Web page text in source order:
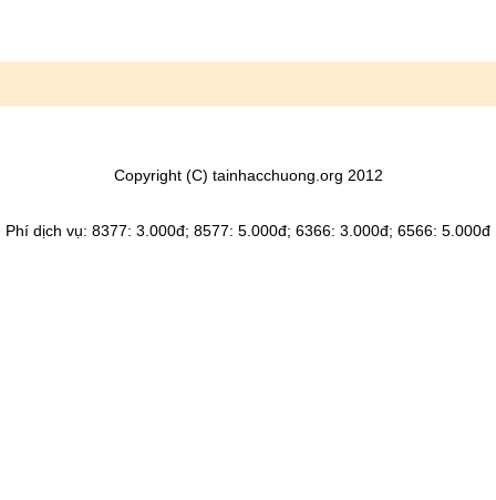
Copyright (C) tainhacchuong.org 2012
Phí dịch vụ: 8377: 3.000đ; 8577: 5.000đ; 6366: 3.000đ; 6566: 5.000đ